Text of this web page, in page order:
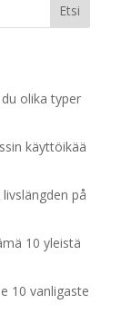
Etsi
olika typer
käyttöikää
på
10 yleistä
10 vanligaste